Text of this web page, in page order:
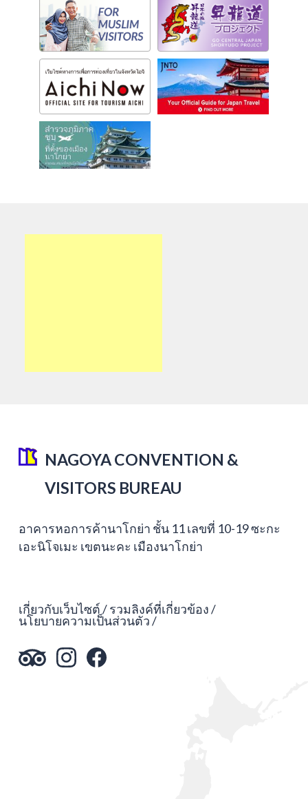
NAGOYA CONVENTION &
VISITORS BUREAU
อาคารหอการค้านาโกย่า ชั้น 11 เลขที่ 10-19 ซะกะ
เอะนิโจเมะ เขตนะคะ เมืองนาโกย่า
เกี่ยวกับเว็บไซต์ รวมลิงค์ที่เกี่ยวข้อง
นโยบายความเป็นส่วนตัว